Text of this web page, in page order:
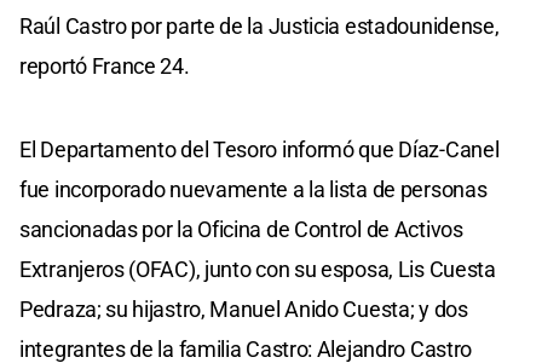
Raúl Castro por parte de la Justicia estadounidense,
reportó France 24.
El Departamento del Tesoro informó que Díaz-Canel
fue incorporado nuevamente a la lista de personas
sancionadas por la Oficina de Control de Activos
Extranjeros (OFAC), junto con su esposa, Lis Cuesta
Pedraza; su hijastro, Manuel Anido Cuesta; y dos
integrantes de la familia Castro: Alejandro Castro